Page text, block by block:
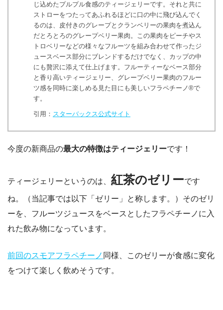
じ込めたプルプル食感のティージェリーです。それと共に
ストローをつたってあふれるほどに口の中に飛び込んでく
るのは、皮付きのグレープとクランベリーの果肉を煮込ん
だとろとろのグレープベリー果肉。この果肉をピーチやス
トロベリーなどの様々なフルーツを組み合わせて作ったジ
ュースベース部分にブレンドするだけでなく、カップの中
にも贅沢に添えて仕上げます。フルーティーなベース部分
と香り高いティージェリー、グレープベリー果肉のフルー
ツ感を同時に楽しめる見た目にも美しいフラペチーノ®で
す。
引用： スターバックス公式サイト
今度の新商品の最大の特徴はティージェリーです！
ティージェリーというのは、 紅茶のゼリーです
ね。（当記事では以下「ゼリー」と称します。）そのゼリ
ーを、フルーツジュースをベースとしたフラペチーノに入
れた飲み物になっています。
前回のスモアフラペチーノ 同様、このゼリーが食感に変化
をつけて楽しく飲めそうです。